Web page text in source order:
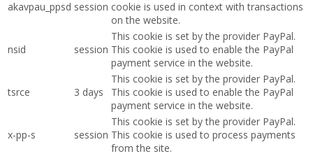
akavpau_ppsd session cookie is used in context with transactions
on the website.
nsid session
This cookie is set by the provider PayPal.
This cookie is used to enable the PayPal
payment service in the website.
tsrce 3 days
This cookie is set by the provider PayPal.
This cookie is used to enable the PayPal
payment service in the website.
x-pp-s session
This cookie is set by the provider PayPal.
This cookie is used to process payments
from the site.